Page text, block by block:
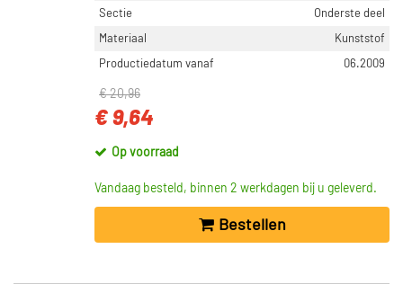
Sectie
Onderste deel
Materiaal
Kunststof
Productiedatum vanaf
06.2009
€ 20,96
€ 9,64
Op voorraad
Vandaag besteld, binnen 2 werkdagen bij u geleverd.
Bestellen